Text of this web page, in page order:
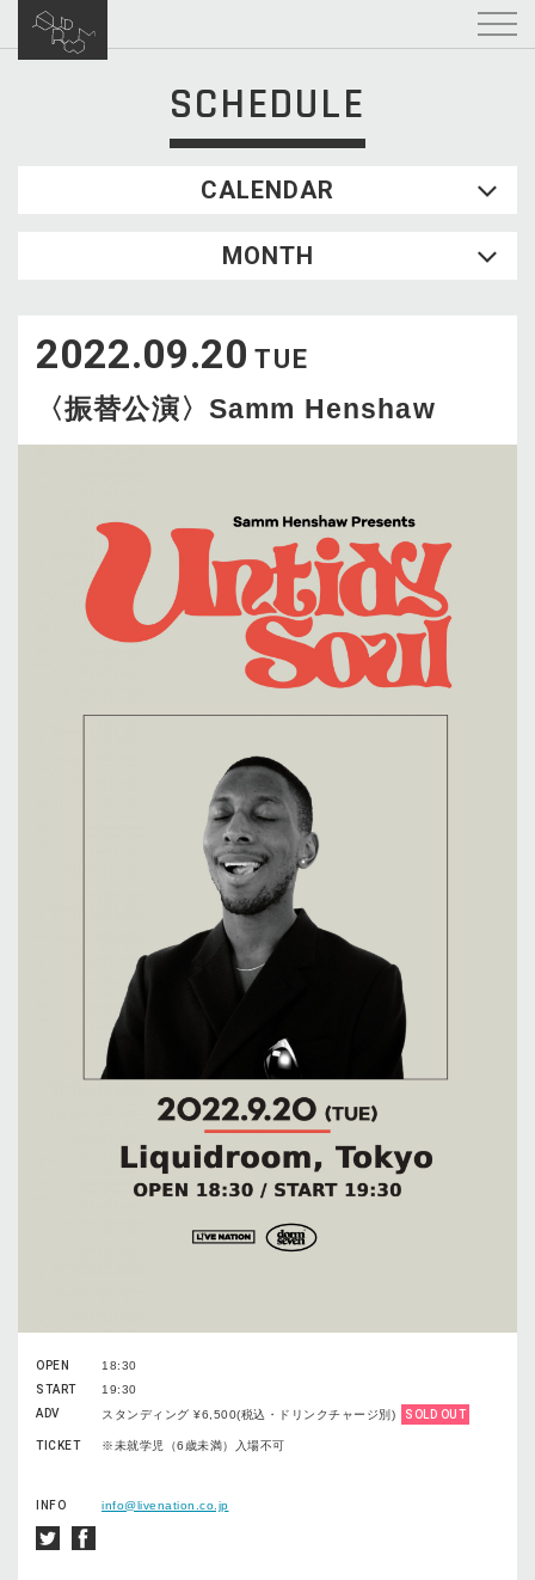
SCHEDULE
CALENDAR
WED
2
3 4 5
16
17 18 19 20 21
23
24 25 26 27 28
29
MONTH
2022.09.20 TUE
〈振替公演〉Samm Henshaw
OPEN
18:30
START
19:30
ADV
スタンディング ¥6,500(税込・ドリンクチャージ別) SOLD OUT
TICKET ※未就学児（6歳未満）入場不可
INFO info@livenation.co.jp